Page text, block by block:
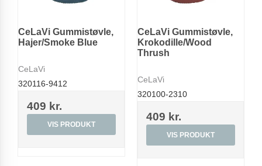
CeLaVi Gummistøvle,
Hajer/Smoke Blue
CeLaVi
320116-9412
409 kr.
VIS PRODUKT
CeLaVi Gummistøvle,
Krokodille/Wood
Thrush
CeLaVi
320100-2310
409 kr.
VIS PRODUKT